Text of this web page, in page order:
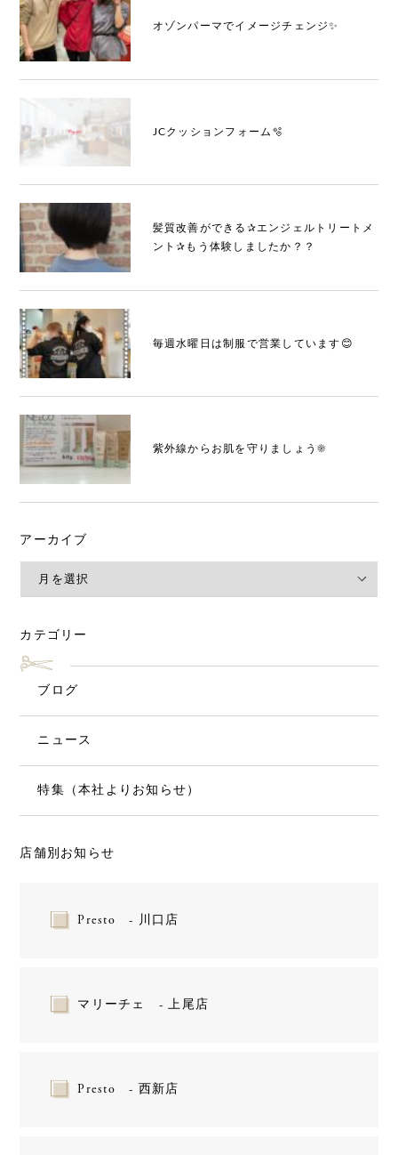
オゾンパーマでイメージチェンジ✨
JCクッションフォーム🫧
髪質改善ができる✰エンジェルトリートメ
ント✰もう体験しましたか？？
毎週水曜日は制服で営業しています😊
紫外線からお肌を守りましょう☀️
アーカイブ
カテゴリー
ブログ
ニュース
特集（本社よりお知らせ）
店舗別お知らせ
Presto - 川口店
マリーチェ - 上尾店
Presto - 西新店